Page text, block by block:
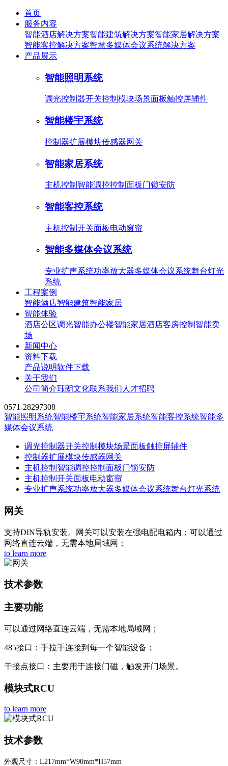
首页
服务内容
智能酒店解决方案智能建筑解决方案智能家居解决方案
智能客控解决方案智慧多媒体会议系统解决方案
产品展示
智能照明系统
调光控制器开关控制模块场景面板触控屏辅件
智能楼宇系统
控制器扩展模块传感器网关
智能家居系统
主机控制 智能调控控制面板门锁安防
智能客控系统
主机控制 开关面板电动窗帘
智能多媒体会议系统
专业扩声系统功率放大器多媒体会议系统舞台灯光
系统
工程案例
智能酒店智能建筑智能家居
智能体验
酒店公区调光智能办公楼智能家居酒店客房控制 智能卖
场
新闻中心
资料下载
产品说明软件下载
关于我们
公司简介珏朗文化联系我们 人才招聘
0571-28297308
智能照明系统智能楼宇系统智能家居系统智能客控系统智能多
媒体会议系统
调光控制器开关控制模块场景面板触控屏辅件
控制器扩展模块传感器网关
主机控制 智能调控控制面板门锁安防
主机控制 开关面板电动窗帘
专业扩声系统功率放大器多媒体会议系统舞台灯光系统
网关
支持DIN导轨安装。网关可以安装在强电配电箱内；可以通过
网络直连云端，无需本地局域网；
to learn more
技术参数
主要功能
可以通过网络直连云端，无需本地局域网；
485接口：手拉手连接到每一个智能设备；
干接点接口：主要用于连接门磁，触发开门场景。
模块式RCU
to learn more
技术参数
外观尺寸：L217mm*W90mm*H57mm